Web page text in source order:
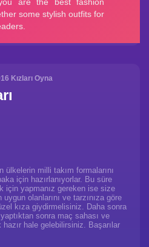
Kızları Oyna
milli takım formalarını
için hazırlanıyorlar. Bu süre
için yapmanız gereken ise size
olanlarını ve tarzınıza göre
kıza giydirmelisiniz. Daha sonra
sonra maç sahası ve
hale gelebilirsiniz. Başarılar